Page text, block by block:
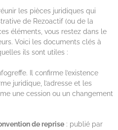
les pièces juridiques qui
de Rezoactif (ou de la
éléments, vous restez dans le
Voici les documents clés à
ils sont utiles :
Il confirme l’existence
juridique, l’adresse et les
une cession ou un changement
de reprise : publié par